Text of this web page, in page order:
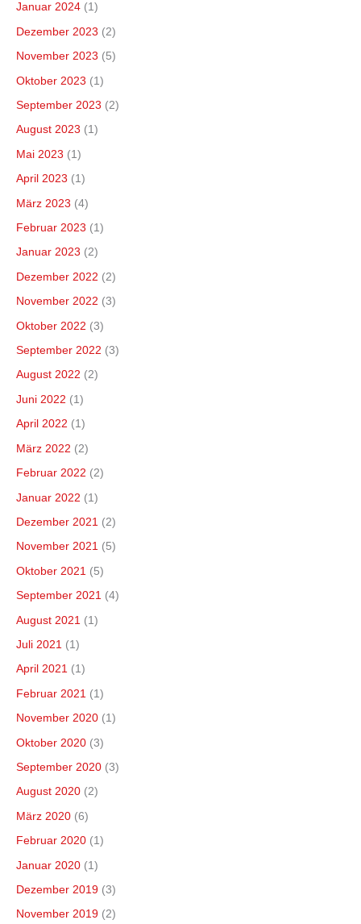
Januar 2024 (1)
Dezember 2023 (2)
November 2023 (5)
Oktober 2023 (1)
September 2023 (2)
August 2023 (1)
Mai 2023 (1)
April 2023 (1)
März 2023 (4)
Februar 2023 (1)
Januar 2023 (2)
Dezember 2022 (2)
November 2022 (3)
Oktober 2022 (3)
September 2022 (3)
August 2022 (2)
Juni 2022 (1)
April 2022 (1)
März 2022 (2)
Februar 2022 (2)
Januar 2022 (1)
Dezember 2021 (2)
November 2021 (5)
Oktober 2021 (5)
September 2021 (4)
August 2021 (1)
Juli 2021 (1)
April 2021 (1)
Februar 2021 (1)
November 2020 (1)
Oktober 2020 (3)
September 2020 (3)
August 2020 (2)
März 2020 (6)
Februar 2020 (1)
Januar 2020 (1)
Dezember 2019 (3)
November 2019 (2)